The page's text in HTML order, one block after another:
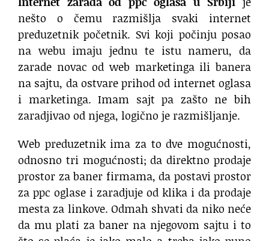
nešto o čemu razmišlja svaki internet
preduzetnik početnik. Svi koji počinju posao
na webu imaju jednu te istu nameru, da
zarade novac od web marketinga ili banera
na sajtu, da ostvare prihod od internet oglasa
i marketinga. Imam sajt pa zašto ne bih
zaradjivao od njega, logično je razmišljanje.
Web preduzetnik ima za to dve mogućnosti,
odnosno tri mogućnosti; da direktno prodaje
prostor za baner firmama, da postavi prostor
za ppc oglase i zaradjuje od klika i da prodaje
mesta za linkove. Odmah shvati da niko neće
da mu plati za baner na njegovom sajtu i to